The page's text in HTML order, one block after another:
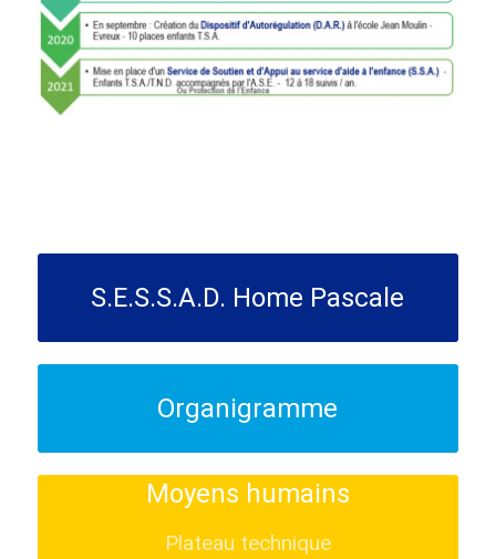
S.E.S.S.A.D. Home Pascale
Organigramme
Moyens humains
Plateau technique